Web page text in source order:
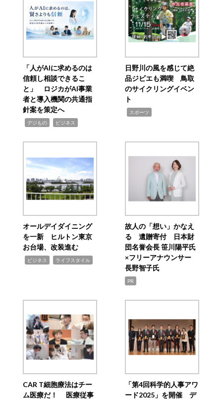
「人がAIに求めるのは
信頼し相談できるこ
と」 ロジカがAI事業
者と導入機関の共通指
針案を策定へ
デジもの ビジネス
日野川の風を感じて絶
品ジビエも満喫 鳥取
のサイクリングイベン
ト
スポーツ
オールデイダイニング
を一新 ヒルトン東京
お台場、改装進む
ビジネス ライフスタイル
故人の「想い」かなえ
る 遺贈寄付 日本財
団名誉会長 笹川陽平氏
×フリーアナウンサー
長野智子氏
PR
CAR T細胞療法はチー
ム医療だ！ 医療従事
「第4回科学的人事アワ
ード2025」を開催 デ